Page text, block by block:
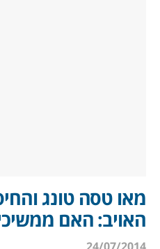
מאו טסה טונג
האויב: האם